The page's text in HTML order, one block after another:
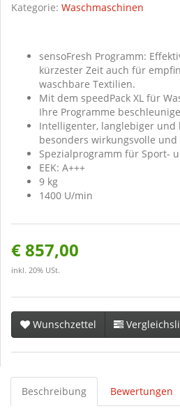
Kategorie: Waschmaschinen
sensoFresh Programm:
kürzester Zeit auch für
waschbare Textilien.
Mit dem speedPack XL für
Ihre Programme
Intelligenter, langlebiger
besonders wirkungsvolle
Spezialprogramm für Sport-
EEK: A+++
9 kg
1400 U/min
€ 857,00
inkl. 20% USt.
Wunschzettel
Beschreibung Bewertungen